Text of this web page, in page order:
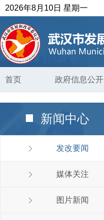
2026年8月10日 星期一
首页 政府信息公开
新闻中心
发改要闻
媒体关注
图片新闻